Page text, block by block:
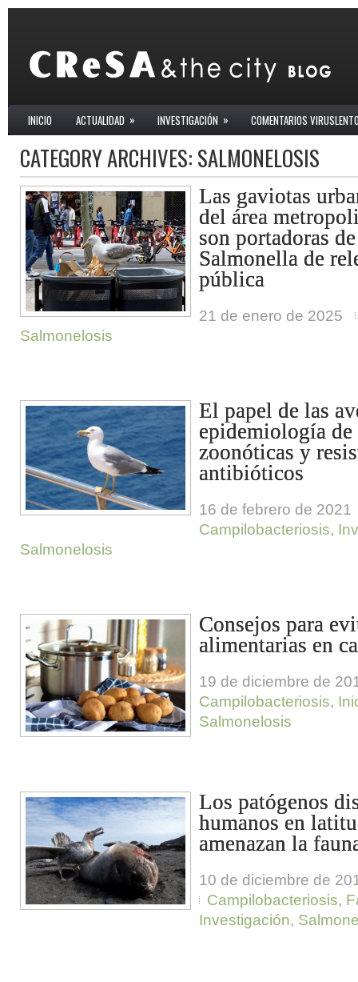
INICIO ACTUALIDAD » INVESTIGACIÓN » COMENTARIOS
CATEGORY ARCHIVES: SALMONELOSIS
Las gaviotas
del área
son portadoras
Salmonella de
pública
21 de enero de 2025
Salmonelosis
El papel de las
epidemiología de
zoonóticas y
antibióticos
16 de febrero de 2021
Campilobacteriosis,
Salmonelosis
Consejos para
alimentarias en
19 de diciembre de
Campilobacteriosis,
Salmonelosis
Los patógenos
humanos en
amenazan la
10 de diciembre de
Campilobacteriosis,
Investigación,